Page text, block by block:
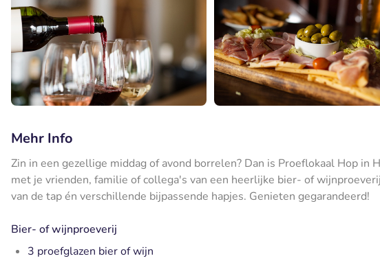
Mehr Info
Zin in een gezellige middag of avond borrelen? Dan is Proeflokaal Hop in
met je vrienden, familie of collega's van een heerlijke bier- of
van de tap én verschillende bijpassende hapjes. Genieten gegarandeerd!
Bier- of wijnproeverij
3 proefglazen bier of wijn